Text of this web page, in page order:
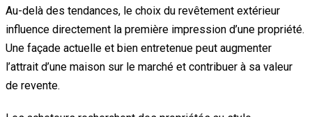
Au-delà des tendances, le choix du revêtement extérieur
influence directement la première impression d’une propriété.
Une façade actuelle et bien entretenue peut augmenter
l’attrait d’une maison sur le marché et contribuer à sa valeur
de revente.